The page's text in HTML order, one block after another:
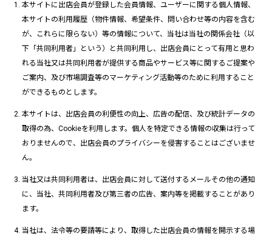
本サイトに出店会員が登録した会員情報、ユーザーに関する個人情報、
本サイトの利用履歴（物件情報、希望条件、問い合わせ等の内容を含む
が、これらに限らない）等の情報について、当社は当社の関係会社（以
下「共同利用者」という）と共同利用し、出店会員にとって有用と思わ
れる当社又は共同利用者が提供する商品やサービス等に関するご提案や
ご案内、及び市場調査等のマーケティング活動等のために利用すること
ができるものとします。
本サイトは、出店会員の利便性の向上、広告の配信、及び統計データの
取得の為、Cookieを利用します。個人を特定できる情報の収集は行って
おりませんので、出店会員のプライバシーを侵害することはございませ
ん。
当社又は共同利用者は、出店会員に対して送付するメールその他の通知
に、当社、共同利用者及び第三者の広告、案内等を掲載することがあり
ます。
当社は、法令等の要請等により、取得した出店会員の情報を開示する場